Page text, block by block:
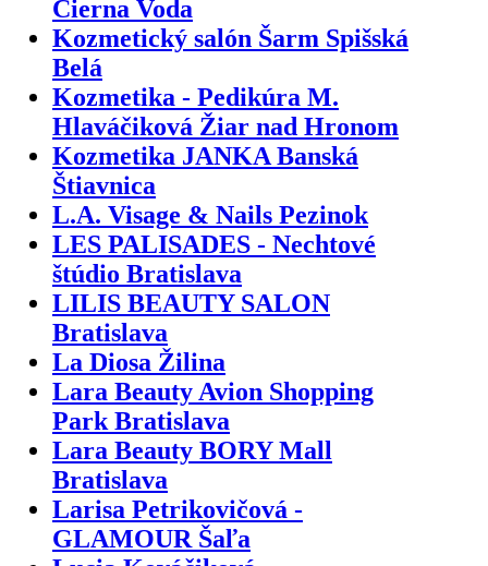
Čierna Voda
Kozmetický salón Šarm Spišská
Belá
Kozmetika - Pedikúra M.
Hlaváčiková Žiar nad Hronom
Kozmetika JANKA Banská
Štiavnica
L.A. Visage & Nails Pezinok
LES PALISADES - Nechtové
štúdio Bratislava
LILIS BEAUTY SALON
Bratislava
La Diosa Žilina
Lara Beauty Avion Shopping
Park Bratislava
Lara Beauty BORY Mall
Bratislava
Larisa Petrikovičová -
GLAMOUR Šaľa